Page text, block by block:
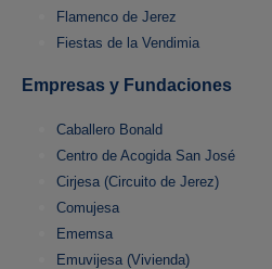
Flamenco de Jerez
Fiestas de la Vendimia
Empresas y Fundaciones
Caballero Bonald
Centro de Acogida San José
Cirjesa (Circuito de Jerez)
Comujesa
Ememsa
Emuvijesa (Vivienda)